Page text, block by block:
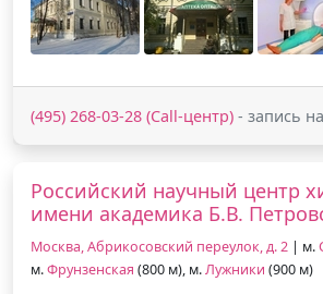
(495) 268-03-28 (Call-центр) - запись
Российский научный центр
имени академика Б.В.
Москва, Абрикосовский переулок, д. 2 | м.
м.Фрунзенская (800 м), м.Лужники (900 м)